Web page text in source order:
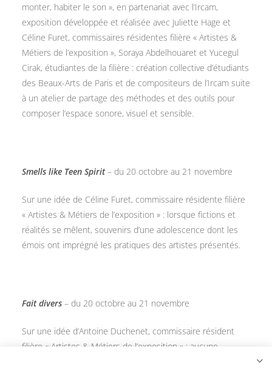
monter, habiter le son », en partenariat avec l’Ircam,
exposition développée et réalisée avec Juliette Hage et
Céline Furet, commissaires résidentes filière « Artistes &
Métiers de l’exposition », Soraya Abdelhouaret et Yucegul
Cirak, étudiantes de la filière : création collective d’étudiants
des Beaux-Arts de Paris et de compositeurs de l’Ircam suite
à un atelier de partage des méthodes et des outils pour
composer l’espace sonore, visuel et sensible.
Smells like Teen Spirit– du 20 octobre au 21 novembre
Sur une idée de Céline Furet, commissaire résidente filière
« Artistes & Métiers de l’exposition » : lorsque fictions et
réalités se mêlent, souvenirs d’une adolescence dont les
émois ont imprégné les pratiques des artistes présentés.
Fait divers – du 20 octobre au 21 novembre
Sur une idée d’Antoine Duchenet, commissaire résident
filière « Artistes & Métiers de l’exposition » : aucune